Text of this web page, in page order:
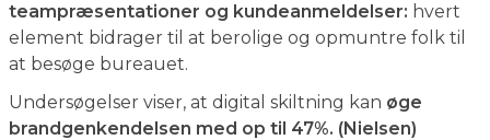
teampræsentationer og kundeanmeldelser: hvert
element bidrager til at berolige og opmuntre folk til
at besøge bureauet.
Undersøgelser viser, at digital skiltning kan øge
brandgenkendelsen med op til 47%. (Nielsen)